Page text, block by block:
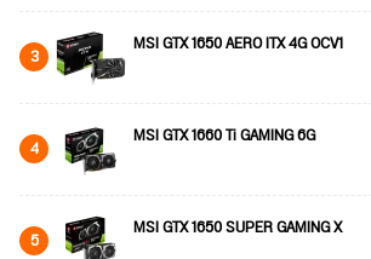
3 MSI GTX 1650 AERO ITX 4G OCV1
4 MSI GTX 1660 Ti GAMING 6G
5 MSI GTX 1650 SUPER GAMING X